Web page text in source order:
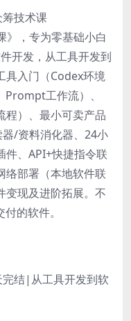
技术课
》，专为零基础小白
开发，从工具开发到
具入门（Codex环境
工作流）、
程）、最小可卖产品
/资料消化器、24小
件、API+快捷指令联
络部署（本地软件联
变现及进阶拓展。不
的软件。
结|从工具开发到软